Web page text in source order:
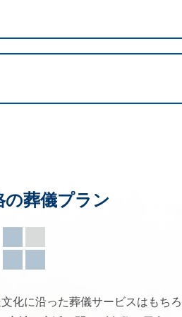
の葬儀プラン
化に沿った葬儀サービスはもち